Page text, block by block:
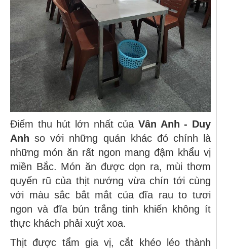
Điểm thu hút lớn nhất của Vân Anh - Duy
Anh so với những quán khác đó chính là
những món ăn rất ngon mang đậm khẩu vị
miền Bắc. Món ăn được dọn ra, mùi thơm
quyến rũ của thịt nướng vừa chín tới cùng
với màu sắc bắt mắt của đĩa rau to tươi
ngon và đĩa bún trắng tinh khiến không ít
thực khách phải xuýt xoa.
Thịt được tẩm gia vị, cắt khéo léo thành